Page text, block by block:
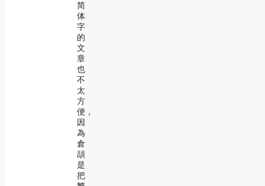
简
体
字
的
文
章
也
不
太
方
便，
因
為
倉
頡
是
把